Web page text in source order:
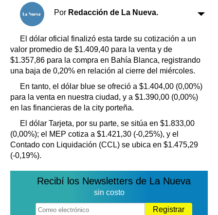
Clasificados
Horóscopo
Servicios
Farmacias
Transportes
Loterías
Datos Útiles
Fúnebres
Edictos
Teléfonos de urgencia
Por Redacción de La Nueva.
El dólar oficial finalizó esta tarde su cotización a un
valor promedio de $1.409,40 para la venta y de
$1.357,86 para la compra en Bahía Blanca, registrando
una baja de 0,20% en relación al cierre del miércoles.
En tanto, el dólar blue se ofreció a $1.404,00 (0,00%)
para la venta en nuestra ciudad, y a $1.390,00 (0,00%)
en las financieras de la city porteña.
El dólar Tarjeta, por su parte, se sitúa en $1.833,00
(0,00%); el MEP cotiza a $1.421,30 (-0,25%), y el
Contado con Liquidación (CCL) se ubica en $1.475,29
(-0,19%).
Recibí los Newsletters de La Nueva
sin costo
Registrar